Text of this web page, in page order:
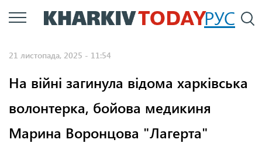
Перейти
до
РУС
21 листопада, 2025 - 11:54
На війні загинула відома харківська
волонтерка, бойова медикиня
Марина Воронцова "Лагерта"